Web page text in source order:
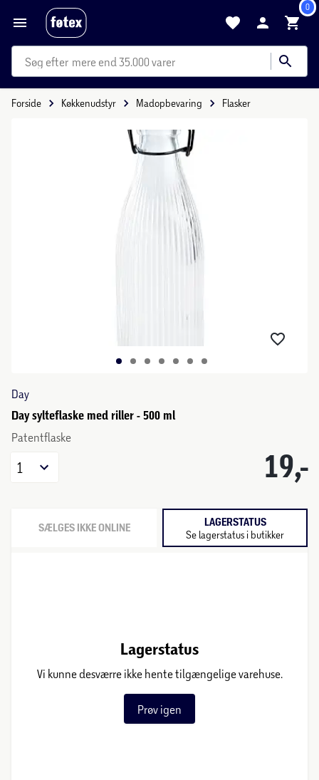
0
mere end 35.000 varer
Forside Køkkenudstyr Madopbevaring Flasker
Day
Day sylteflaske med riller - 500 ml
Patentflaske
19,-
1
SÆLGES IKKE ONLINE LAGERSTATUS
Se lagerstatus i butikker
Lagerstatus
Vi kunne desværre ikke hente tilgængelige varehuse.
Prøv igen